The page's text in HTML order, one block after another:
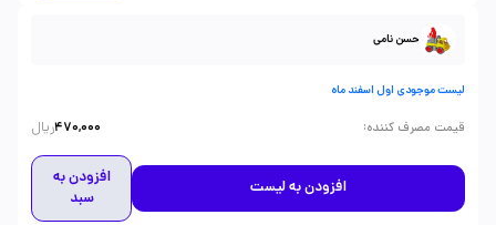
حسن نامی
لیست موجودی اول اسفند ماه
قیمت مصرف کننده:
470,000ریال
افزودن به لیست
افزودن به
سبد